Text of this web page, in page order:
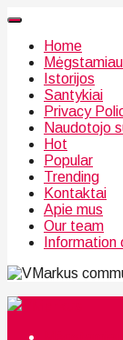
Home
Istorijos
Santykiai
Privacy
Naudotojo
Hot
Popular
Trending
Kontaktai
Apie mus
Our team
Information